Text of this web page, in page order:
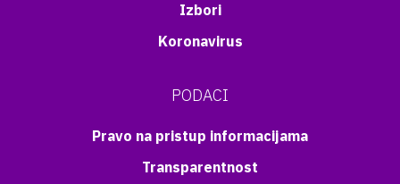
Izbori
Koronavirus
PODACI
Pravo na pristup informacijama
Transparentnost